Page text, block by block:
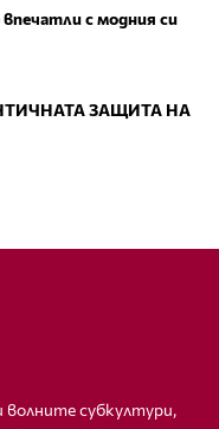
с модния си
ЗАЩИТА НА
субкултури,